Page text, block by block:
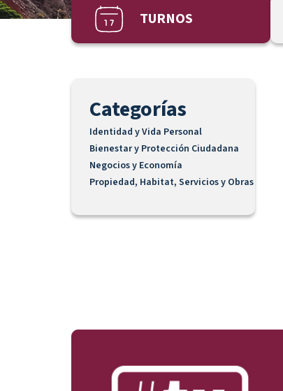
TURNOS
Categorías
Identidad y Vida Personal
Bienestar y Protección Ciudadana
Negocios y Economía
Propiedad, Habitat, Servicios y Obras